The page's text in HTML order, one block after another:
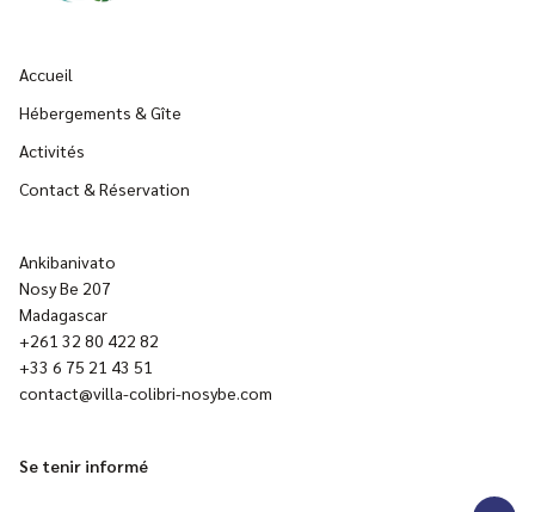
Accueil
Hébergements & Gîte
Activités
Contact & Réservation
Ankibanivato
Nosy Be 207
Madagascar
+261 32 80 422 82
+33 6 75 21 43 51
contact@villa-colibri-nosybe.com
Se tenir informé